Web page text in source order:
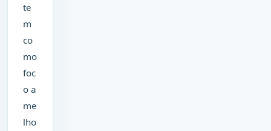
te
m
co
mo
foc
o a
me
lho